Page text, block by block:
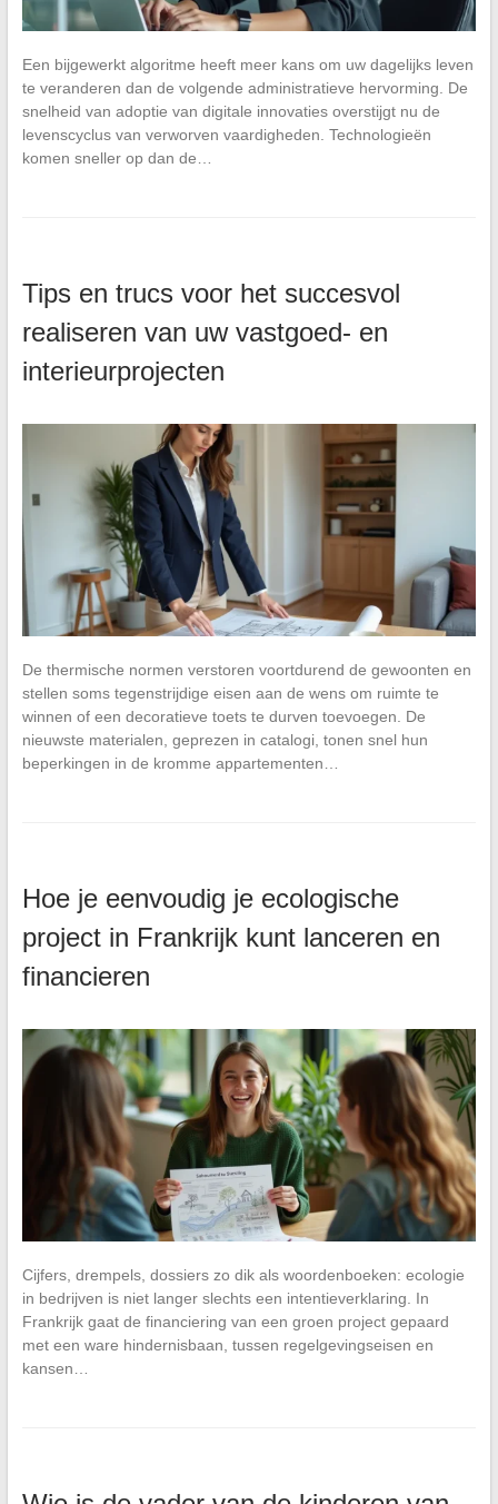
Een bijgewerkt algoritme heeft meer kans om uw dagelijks leven
te veranderen dan de volgende administratieve hervorming. De
snelheid van adoptie van digitale innovaties overstijgt nu de
levenscyclus van verworven vaardigheden. Technologieën
komen sneller op dan de…
Tips en trucs voor het succesvol
realiseren van uw vastgoed- en
interieurprojecten
De thermische normen verstoren voortdurend de gewoonten en
stellen soms tegenstrijdige eisen aan de wens om ruimte te
winnen of een decoratieve toets te durven toevoegen. De
nieuwste materialen, geprezen in catalogi, tonen snel hun
beperkingen in de kromme appartementen…
Hoe je eenvoudig je ecologische
project in Frankrijk kunt lanceren en
financieren
Cijfers, drempels, dossiers zo dik als woordenboeken: ecologie
in bedrijven is niet langer slechts een intentieverklaring. In
Frankrijk gaat de financiering van een groen project gepaard
met een ware hindernisbaan, tussen regelgevingseisen en
kansen…